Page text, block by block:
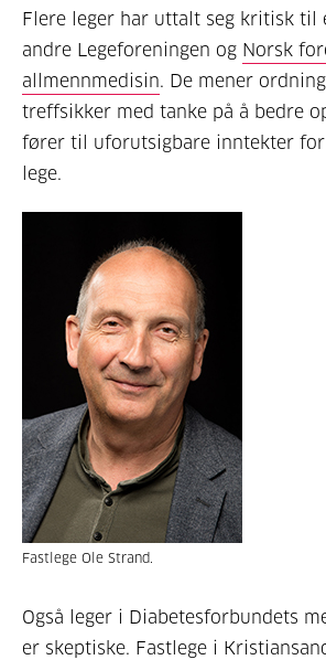
Flere leger har uttalt seg kritisk til
andre Legeforeningen og Norsk
allmennmedisin. De mener
treffsikker med tanke på å bedre
fører til uforutsigbare inntekter
lege.
Fastlege Ole Strand.
Også leger i Diabetesforbundets
er skeptiske. Fastlege i